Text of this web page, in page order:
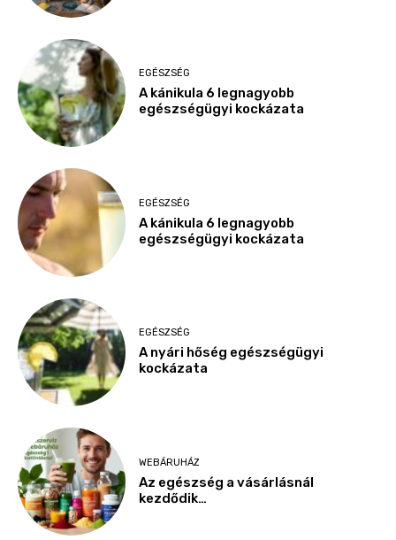
EGÉSZSÉG
A kánikula 6 legnagyobb
egészségügyi kockázata
EGÉSZSÉG
A kánikula 6 legnagyobb
egészségügyi kockázata
EGÉSZSÉG
A nyári hőség egészségügyi
kockázata
WEBÁRUHÁZ
Az egészség a vásárlásnál
kezdődik…